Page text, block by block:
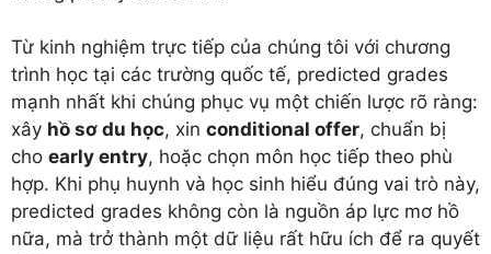
Từ kinh nghiệm trực tiếp của chúng tôi với chương
trình học tại các trường quốc tế, predicted grades
mạnh nhất khi chúng phục vụ một chiến lược rõ ràng:
xây hồ sơ du học, xin conditional offer, chuẩn bị
cho early entry, hoặc chọn môn học tiếp theo phù
hợp. Khi phụ huynh và học sinh hiểu đúng vai trò này,
predicted grades không còn là nguồn áp lực mơ hồ
nữa, mà trở thành một dữ liệu rất hữu ích để ra quyết